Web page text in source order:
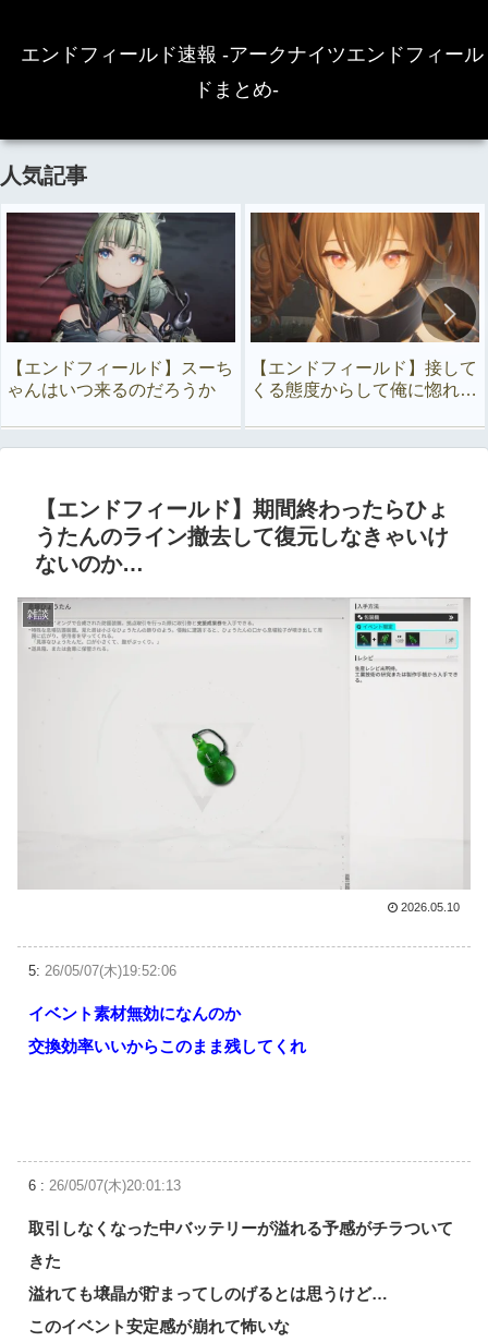
エンドフィールド速報 -アークナイツエンドフィール
ドまとめ-
人気記事
【エンドフィールド】スーち
ゃんはいつ来るのだろうか
【エンドフィールド】接して
くる態度からして俺に惚れて
【エンドフィールド】期間終わったらひょ
うたんのライン撤去して復元しなきゃいけ
ないのか…
雑談
2026.05.10
5: 26/05/07(木)19:52:06
イベント素材無効になんのか
交換効率いいからこのまま残してくれ
6 : 26/05/07(木)20:01:13
取引しなくなった中バッテリーが溢れる予感がチラついて
きた
溢れても壌晶が貯まってしのげるとは思うけど…
このイベント安定感が崩れて怖いな